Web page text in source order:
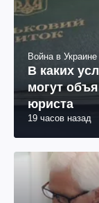
Война в Украине
В каких
могут
юриста
19 часов назад